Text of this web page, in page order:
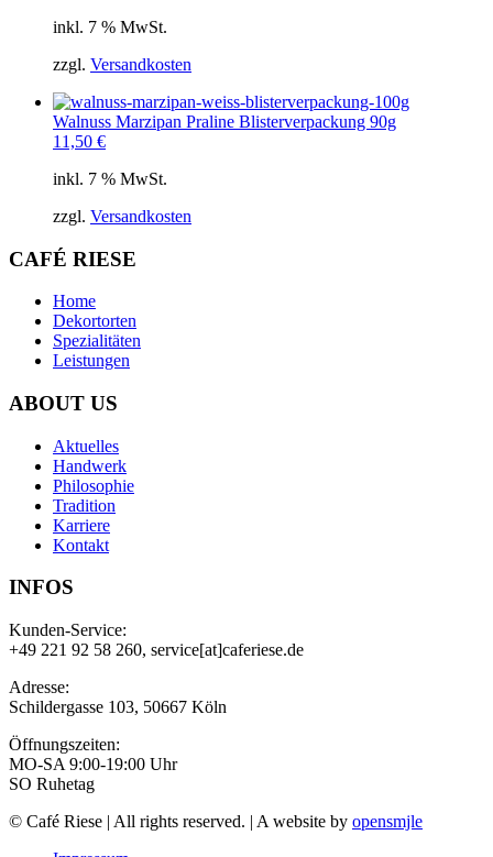
inkl. 7 % MwSt.
zzgl. Versandkosten
Walnuss Marzipan Praline Blisterverpackung 90g
11,50 €
inkl. 7 % MwSt.
zzgl. Versandkosten
CAFÉ RIESE
Home
Dekortorten
Spezialitäten
Leistungen
ABOUT US
Aktuelles
Handwerk
Philosophie
Tradition
Karriere
Kontakt
INFOS
Kunden-Service:
+49 221 92 58 260, service[at]caferiese.de
Adresse:
Schildergasse 103, 50667 Köln
Öffnungszeiten:
MO-SA 9:00-19:00 Uhr
SO Ruhetag
© Café Riese | All rights reserved. | A website by opensmjle